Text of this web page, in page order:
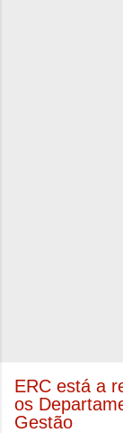
ERC está a
os
Gestão